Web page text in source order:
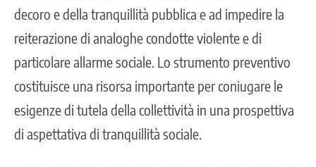
decoro e della tranquillità pubblica e ad impedire la
reiterazione di analoghe condotte violente e di
particolare allarme sociale. Lo strumento preventivo
costituisce una risorsa importante per coniugare le
esigenze di tutela della collettività in una prospettiva
di aspettativa di tranquillità sociale.